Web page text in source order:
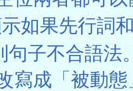
如果先行詞
句子不合語法
寫成「被動態